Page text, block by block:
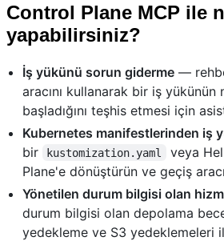
Control Plane MCP ile
yapabilirsiniz?
İş yükünü sorun giderme —
aracını kullanarak bir iş
başladığını teşhis etmesi için
Kubernetes manifestlerinden iş
bir
kustomization.yaml
veya
Plane'e dönüştürün ve geçiş
Yönetilen durum bilgisi olan
durum bilgisi olan depolama
yedekleme ve S3 yedeklemeleri